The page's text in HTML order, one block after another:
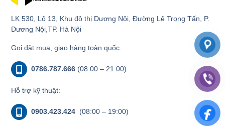
LK 530, Lô 13, Khu đô thị Dương Nội, Đường Lê Trọng Tấn, P.
Dương Nội,TP. Hà Nội
Gọi đặt mua, giao hàng toàn quốc.
0786.787.666 (08:00 – 21:00)
Hỗ trợ kỹ thuật:
0903.423.424 (08:00 – 19:00)